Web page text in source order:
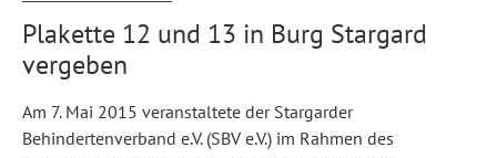
Plakette 12 und 13 in Burg Stargard
vergeben
Am 7. Mai 2015 veranstaltete der Stargarder
Behindertenverband e.V. (SBV e.V.) im Rahmen des